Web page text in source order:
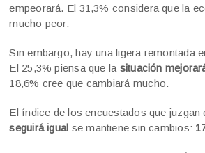
empeorará. El 31,3% considera que la
mucho peor.
Sin embargo, hay una ligera remontada
El 25,3% piensa que la situación
18,6% cree que cambiará mucho.
El índice de los encuestados que juzgan
seguirá igual se mantiene sin cambios: